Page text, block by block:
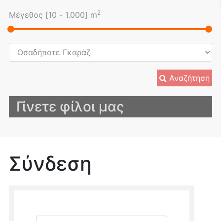
Μέγεθος [10 - 1.000] m2
Αναζήτηση
Γίνετε φίλοι μας
Σύνδεση